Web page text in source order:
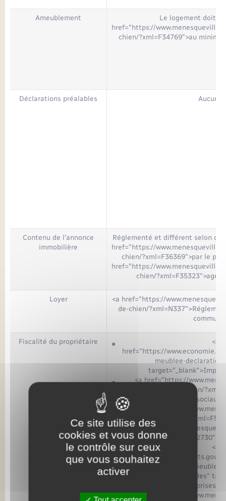
Ameublement
Le logement doit
href="https://
chien/?xml=F34769">au
Déclarations préalables Aucune
Contenu de l'annonce
immobilière
Réglementé et différent selon
href="https://
chien/?xml=F36369">par le
href="https://
chien/
Loyer
<a href="https://
de-chien/
Fiscalité du propriétaire
<a
href="https://
meublee-
target="_blank">Impôt
<a href="https://
detention-de-chien/
<a href="https://
detention-de-chien/
href="https://
de-chien/
<a
href="https://
fais-de-la-location-
cotisation-fonciere-des"
foncière des
<a href="https://
Ce site utilise des
cookies et vous donne
le contrôle sur ceux
que vous souhaitez
activer